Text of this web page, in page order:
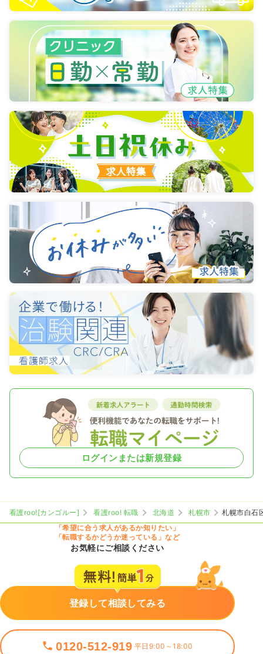
ログインまたは新規登録
看護roo![カンゴルー] 看護roo! 転職 北海道 札幌市
札幌市白石
「希望に合う求人があるか知りたい」
「転職するかどうか迷っている」など
お気軽にご相談ください
登録して相談してみる
0120-512-919 平日9:00～18:00